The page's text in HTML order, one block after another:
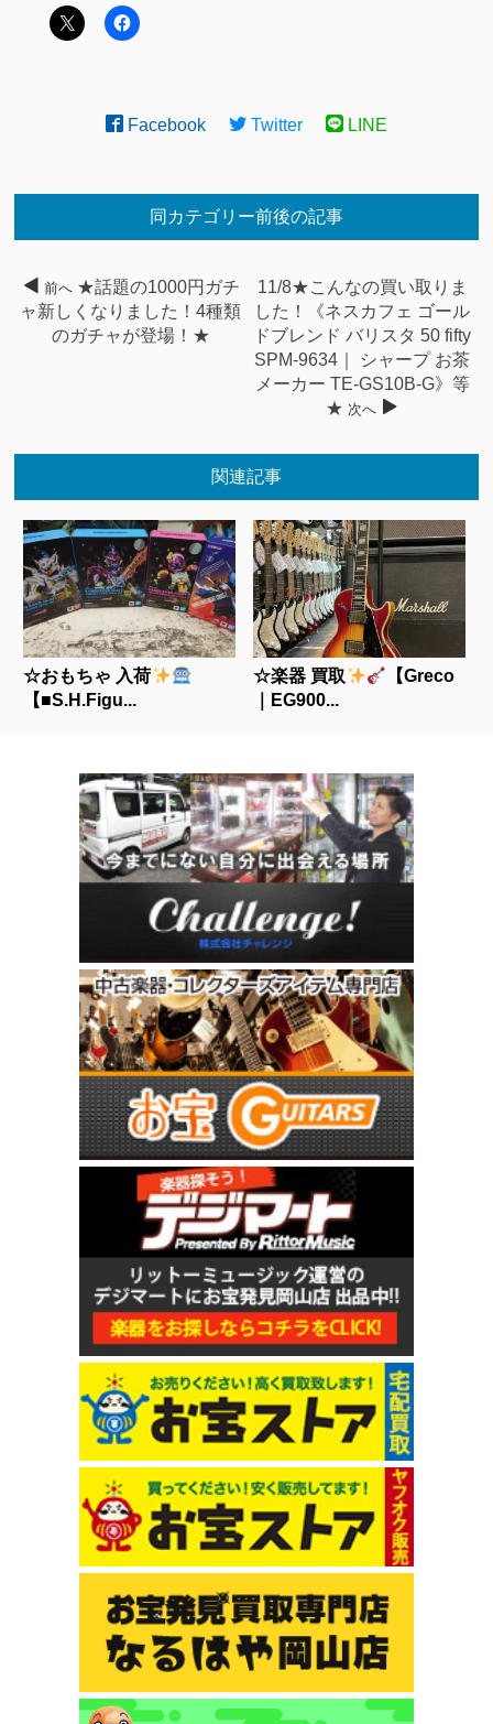
Facebook Twitter LINE
同カテゴリー前後の記事
前へ ★話題の1000円ガチ
ャ新しくなりました！4種類
のガチャが登場！★
11/8★こんなの買い取りま
した！《ネスカフェ ゴール
ドブレンド バリスタ 50 fifty
SPM-9634｜ シャープ お茶
メーカー TE-GS10B-G》等
★ 次へ
関連記事
☆おもちゃ 入荷
【■S.H.Figu...
☆楽器 買取
【Greco
｜EG900...